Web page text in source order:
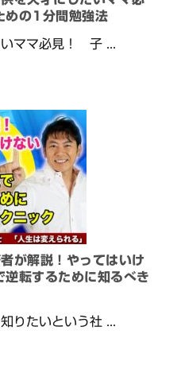
めの1分間勉強法
ママ必見！ 子 ...
が解説！やってはいけ
転するために知るべき
りたいという社 ...